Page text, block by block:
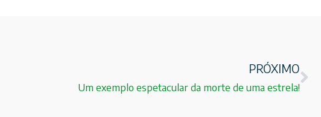
PRÓXIMO
Um exemplo espetacular da morte de uma estrela!